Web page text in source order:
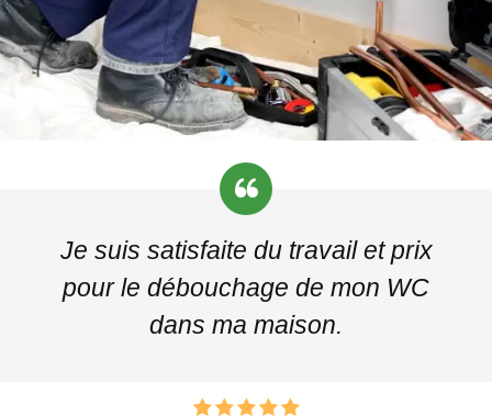
Je suis satisfaite du travail et prix
pour le débouchage de mon WC
dans ma maison.